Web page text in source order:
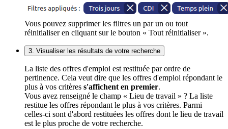
Vous pouvez supprimer les filtres un par un ou tout
réinitialiser en cliquant sur le bouton « Tout réinitialiser ».
3. Visualiser les résultats de votre recherche
La liste des offres d'emploi est restituée par ordre de
pertinence. Cela veut dire que les offres d'emploi répondant le
plus à vos critères s'affichent en premier.
Vous avez renseigné le champ « Lieu de travail » ? La liste
restitue les offres répondant le plus à vos critères. Parmi
celles-ci sont d'abord restituées les offres dont le lieu de travail
est le plus proche de votre recherche.